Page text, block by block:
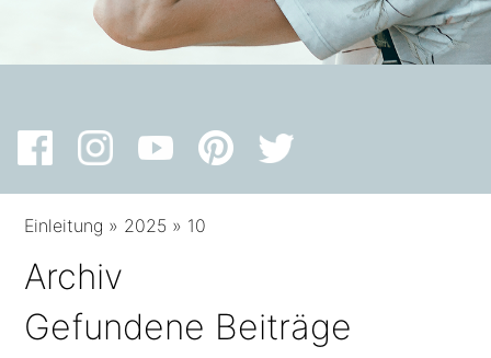
Einleitung » 2025 » 10
Archiv
Gefundene Beiträge